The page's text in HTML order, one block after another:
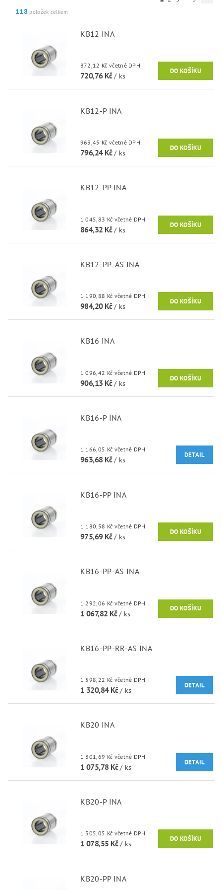
118 položek celkem
KB12 INA
872,12 Kč včetně DPH
720,76 Kč/ ks
KB12-P INA
963,45 Kč včetně DPH
796,24 Kč/ ks
KB12-PP INA
1 045,83 Kč včetně DPH
864,32 Kč/ ks
KB12-PP-AS INA
1 190,88 Kč včetně DPH
984,20 Kč/ ks
KB16 INA
1 096,42 Kč včetně DPH
906,13 Kč/ ks
KB16-P INA
1 166,05 Kč včetně DPH
963,68 Kč/ ks
DETAIL
KB16-PP INA
1 180,58 Kč včetně DPH
975,69 Kč/ ks
KB16-PP-AS INA
1 292,06 Kč včetně DPH
1 067,82 Kč/ ks
KB16-PP-RR-AS INA
1 598,22 Kč včetně DPH
1 320,84 Kč/ ks
DETAIL
KB20 INA
1 301,69 Kč včetně DPH
1 075,78 Kč/ ks
DETAIL
KB20-P INA
1 305,05 Kč včetně DPH
1 078,55 Kč/ ks
KB20-PP INA